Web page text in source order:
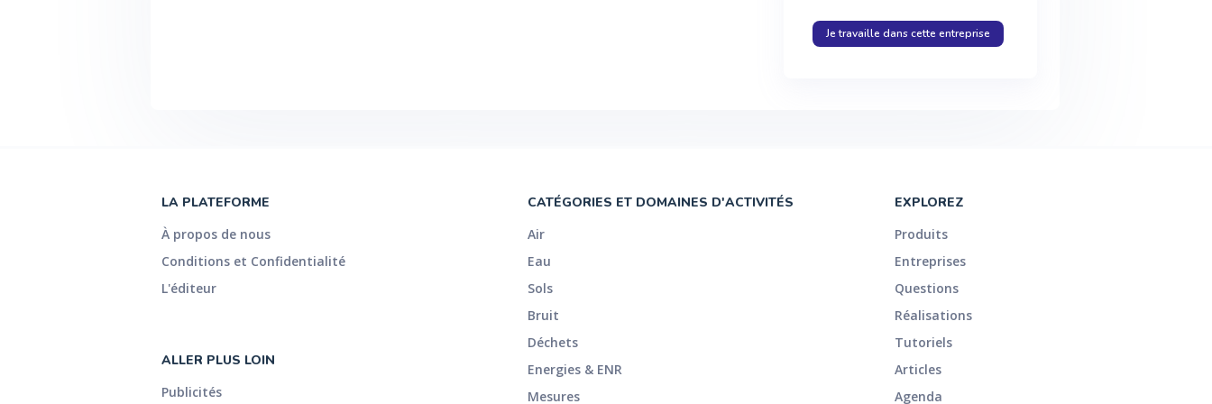
Je travaille dans cette entreprise
LA PLATEFORME
À propos de nous
Conditions et Confidentialité
L'éditeur
ALLER PLUS LOIN
Publicités
CATÉGORIES ET DOMAINES D'ACTIVITÉS
Air
Eau
Sols
Bruit
Déchets
Energies & ENR
Mesures
EXPLOREZ
Produits
Entreprises
Questions
Réalisations
Tutoriels
Articles
Agenda